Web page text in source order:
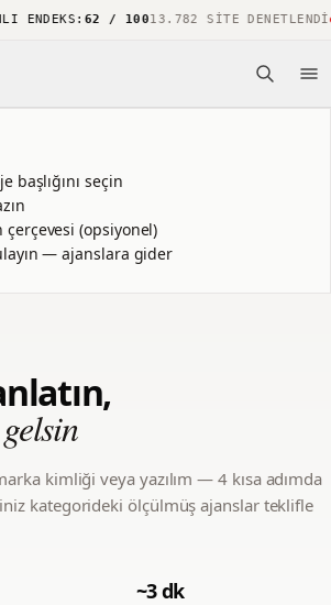
ENDEKS: 62 / 10013.782 SITE DENETLENDI
kimliği veya yazılım — 4 kısa adımda
kategorideki ölçülmüş ajanslar teklifle
~3 dk
başlığını seçin
çerçevesi (opsiyonel)
— ajanslara gider